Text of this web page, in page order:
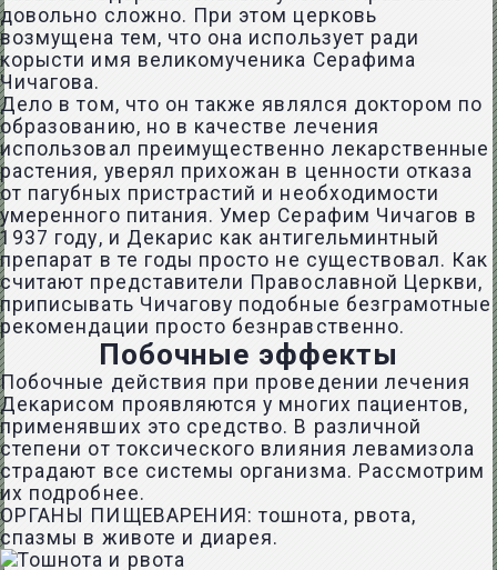
довольно сложно. При этом церковь
возмущена тем, что она использует ради
корысти имя великомученика Серафима
Чичагова.
Дело в том, что он также являлся доктором по
образованию, но в качестве лечения
использовал преимущественно лекарственные
растения, уверял прихожан в ценности отказа
от пагубных пристрастий и необходимости
умеренного питания. Умер Серафим Чичагов в
1937 году, и Декарис как антигельминтный
препарат в те годы просто не существовал. Как
считают представители Православной Церкви,
приписывать Чичагову подобные безграмотные
рекомендации просто безнравственно.
Побочные эффекты
Побочные действия при проведении лечения
Декарисом проявляются у многих пациентов,
применявших это средство. В различной
степени от токсического влияния левамизола
страдают все системы организма. Рассмотрим
их подробнее.
ОРГАНЫ ПИЩЕВАРЕНИЯ: тошнота, рвота,
спазмы в животе и диарея.